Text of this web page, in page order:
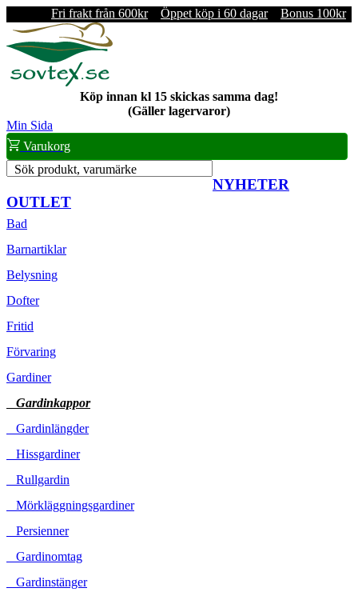
Fri frakt från 600kr Öppet köp i 60 dagar Bonus 100kr
Köp innan kl 15 skickas samma dag!
(Gäller lagervaror)
Min Sida
Varukorg
Sök produkt, varumärke
NYHETER
OUTLET
Bad
Barnartiklar
Belysning
Dofter
Fritid
Förvaring
Gardiner
Gardinkappor
Gardinlängder
Hissgardiner
Rullgardin
Mörkläggningsgardiner
Persienner
Gardinomtag
Gardinstänger